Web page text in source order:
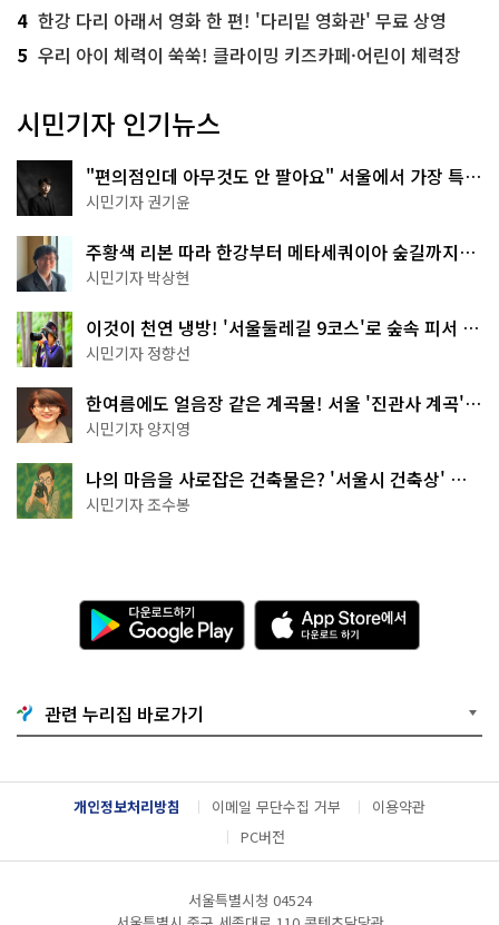
4 한강 다리 아래서 영화 한 편! '다리밑 영화관' 무료 상영
5 우리 아이 체력이 쑥쑥! 클라이밍 키즈카페·어린이 체력장
시민기자 인기뉴스
"편의점인데 아무것도 안 팔아요" 서울에서 가장 특별
한 편의점의 정체
시민기자 권기윤
주황색 리본 따라 한강부터 메타세쿼이아 숲길까지…
서울둘레길 15코스
시민기자 박상현
이것이 천연 냉방! '서울둘레길 9코스'로 숲속 피서 떠
나볼까
시민기자 정향선
한여름에도 얼음장 같은 계곡물! 서울 '진관사 계곡'이
천국이네~
시민기자 양지영
나의 마음을 사로잡은 건축물은? '서울시 건축상' 수
상작 공개!
시민기자 조수봉
다
운
로
기
G
o
g
l
e
A
p
p
e
서
다
운
관련 누리집 바로가기
개인정보처리방침 이메일 무단수집 거부
이용약관
PC버전
서울특별시청 04524